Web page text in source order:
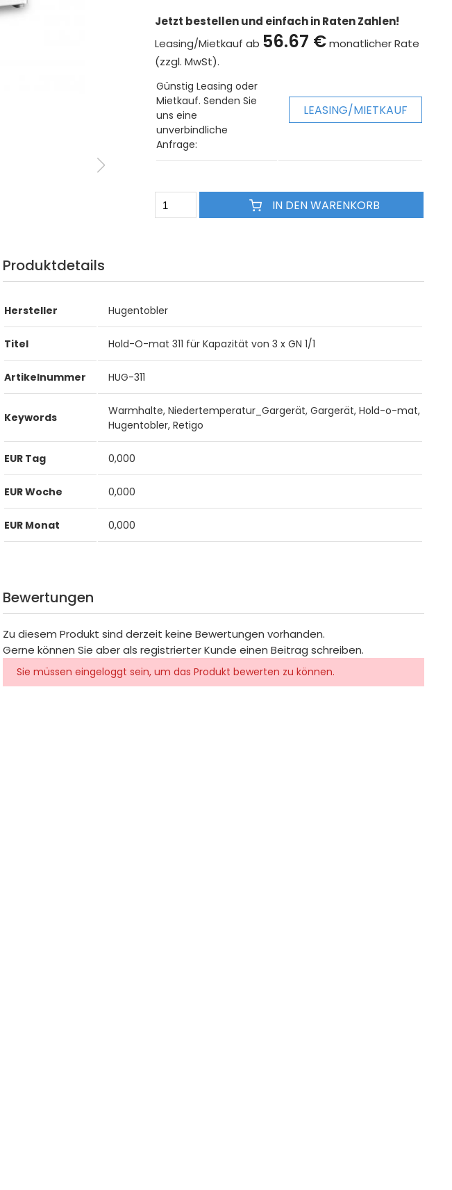
Jetzt bestellen und einfach in Raten Zahlen!
Leasing/Mietkauf ab 56.67 €monatlicher Rate
(zzgl. MwSt).
Günstig Leasing oder
Mietkauf. Senden Sie
uns eine
unverbindliche
Anfrage:
LEASING/MIETKAUF
IN DEN WARENKORB
Produktdetails
Hersteller Hugentobler
Titel Hold-O-mat 311 für Kapazität von 3 x GN 1/1
Artikelnummer HUG-311
Keywords
Warmhalte, Niedertemperatur_Gargerät, Gargerät, Hold-o-mat,
Hugentobler, Retigo
EUR Tag 0,000
EUR Woche 0,000
EUR Monat 0,000
Bewertungen
Zu diesem Produkt sind derzeit keine Bewertungen vorhanden.
Gerne können Sie aber als registrierter Kunde einen Beitrag schreiben.
Sie müssen eingeloggt sein, um das Produkt bewerten zu können.